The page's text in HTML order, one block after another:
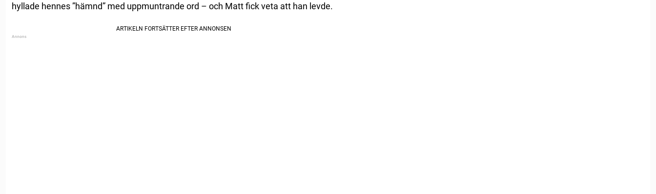
hyllade hennes ”hämnd” med uppmuntrande ord – och Matt fick veta att han levde.